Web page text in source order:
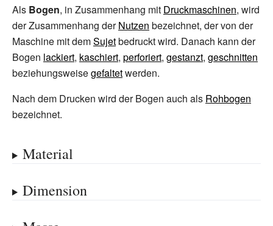
Als Bogen, in Zusammenhang mit Druckmaschinen, wird
der Zusammenhang derNutzen bezeichnet, der von der
Maschine mit demSujetbedruckt wird. Danach kann der
Bogen lackiert, kaschiert, perforiert, gestanzt, geschnitten
beziehungsweisegefaltetwerden.
Nach dem Drucken wird der Bogen auch als Rohbogen
bezeichnet.
Material
Dimension